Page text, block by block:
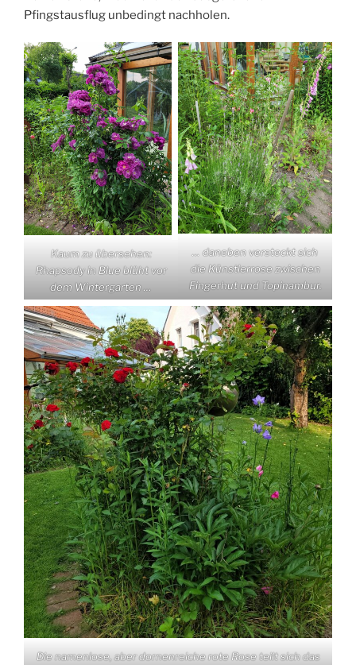
Pfingstausflug unbedingt nachholen.
Kaum zu übersehen:
Rhapsody in Blue blüht vor
dem Wintergarten …
… daneben versteckt sich
die Künstlerrose zwischen
Fingerhut und Topinambur.
Die namenlose, aber dornenreiche rote Rose teilt sich das